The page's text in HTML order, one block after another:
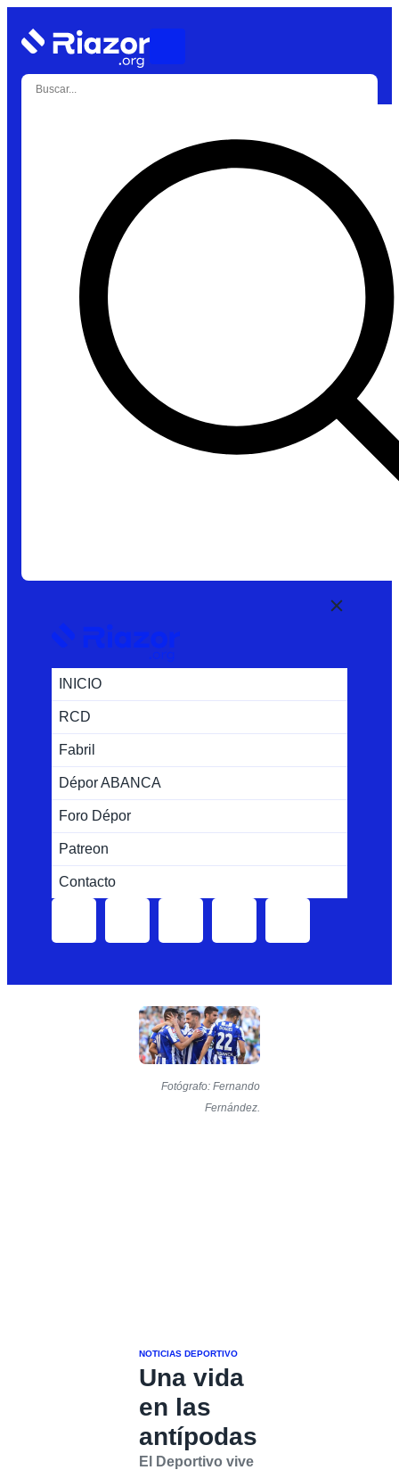
INICIO
RCD
Fabril
Dépor ABANCA
Foro Dépor
Patreon
Contacto
Fotógrafo: Fernando
Fernández.
NOTICIAS DEPORTIVO
Una vida
en las
antípodas
El Deportivo vive